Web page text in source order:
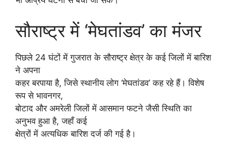
सौराष्ट्र में ‘मेघतांडव’ का मंजर
पिछले 24 घंटों में गुजरात के सौराष्ट्र क्षेत्र के कई जिलों में बारिश
ने अपना
कहर बरपाया है, जिसे स्थानीय लोग ‘मेघतांडव’ कह रहे हैं। विशेष
रूप से भावनगर,
बोटाद और अमरेली जिलों में आसमान फटने जैसी स्थिति का
अनुभव हुआ है, जहाँ कई
क्षेत्रों में अत्यधिक बारिश दर्ज की गई है।